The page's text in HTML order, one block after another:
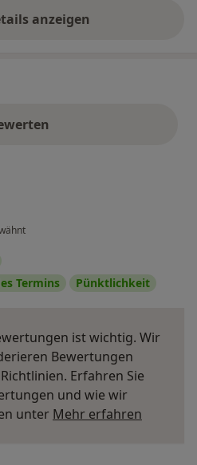
anzeigen
über die Adresse
Termins
Pünktlichkeit
ist wichtig. Wir
Bewertungen
Erfahren Sie
und wie wir
unter Mehr erfahren